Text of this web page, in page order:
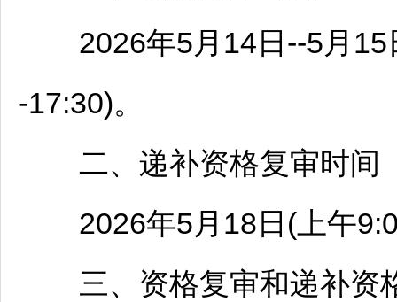
2026年5月14日--5月15
-17:30)。
二、递补资格复审时间
2026年5月18日(上午
三、资格复审和递补资